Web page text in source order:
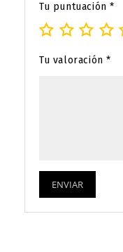
Tu puntuación*
Tu valoración*